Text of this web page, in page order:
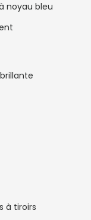
noyau bleu
à tiroirs